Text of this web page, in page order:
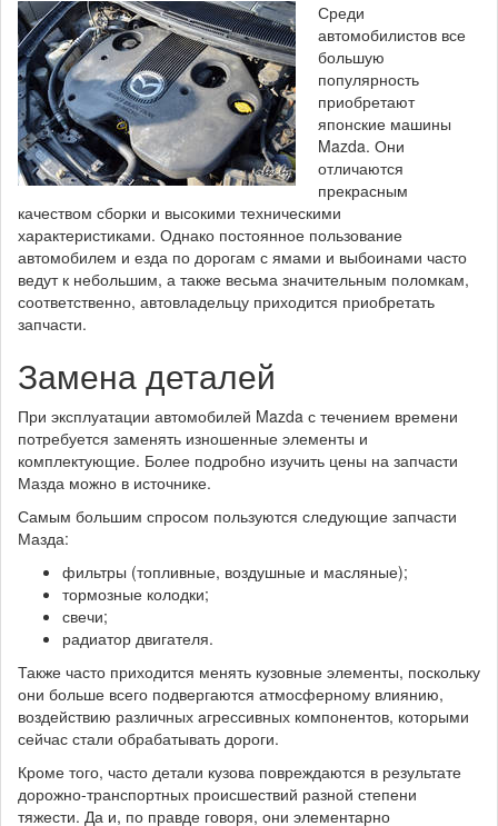
Среди
автомобилистов все
большую
популярность
приобретают
японские машины
Mazda. Они
отличаются
прекрасным
качеством сборки и высокими техническими
характеристиками. Однако постоянное пользование
автомобилем и езда по дорогам с ямами и выбоинами часто
ведут к небольшим, а также весьма значительным поломкам,
соответственно, автовладельцу приходится приобретать
запчасти.
Замена деталей
При эксплуатации автомобилей Mazda с течением времени
потребуется заменять изношенные элементы и
комплектующие. Более подробно изучить цены на запчасти
Мазда можно в источнике.
Самым большим спросом пользуются следующие запчасти
Мазда:
фильтры (топливные, воздушные и масляные);
тормозные колодки;
свечи;
радиатор двигателя.
Также часто приходится менять кузовные элементы, поскольку
они больше всего подвергаются атмосферному влиянию,
воздействию различных агрессивных компонентов, которыми
сейчас стали обрабатывать дороги.
Кроме того, часто детали кузова повреждаются в результате
дорожно-транспортных происшествий разной степени
тяжести. Да и, по правде говоря, они элементарно